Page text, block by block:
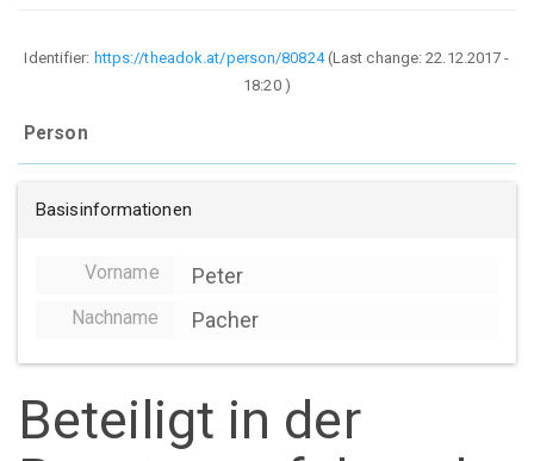
Identifier: https://theadok.at/person/80824(Last change:22.12.2017 -
18:20)
Person
Basisinformationen
Vorname Peter
Nachname Pacher
Beteiligt in der